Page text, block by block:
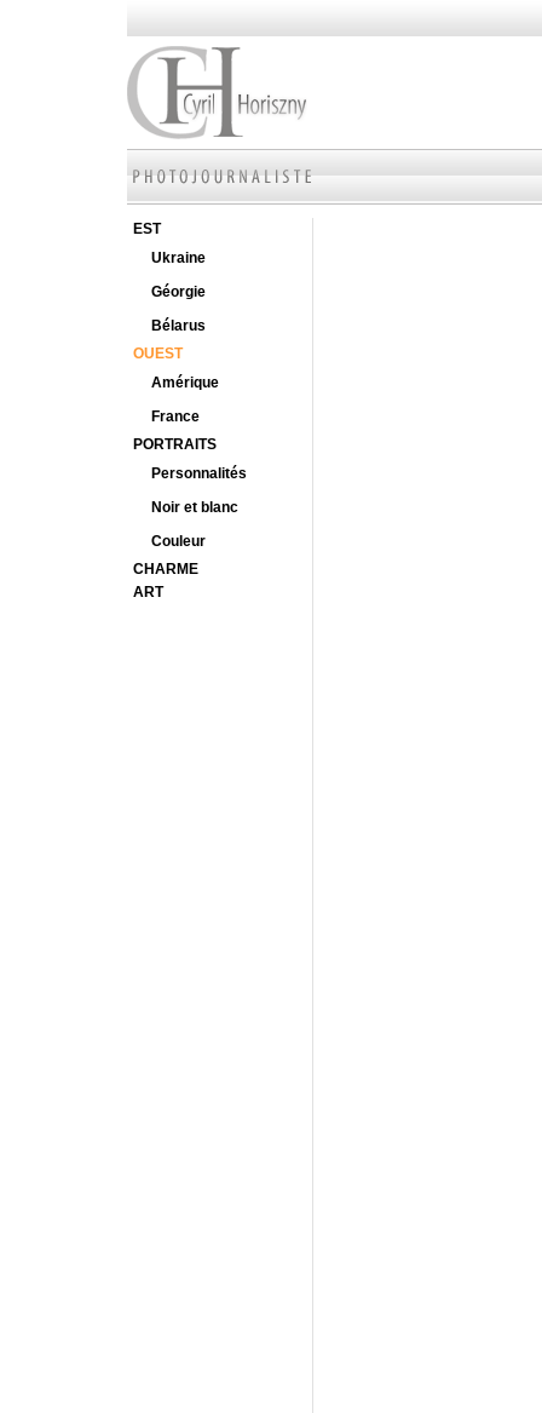
EST
Ukraine
Géorgie
Bélarus
OUEST
Amérique
France
PORTRAITS
Personnalités
Noir et blanc
Couleur
CHARME
ART